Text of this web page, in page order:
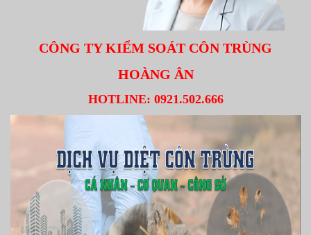
CÔNG TY KIỂM SOÁT CÔN TRÙNG
HOÀNG ÂN
HOTLINE: 0921.502.666